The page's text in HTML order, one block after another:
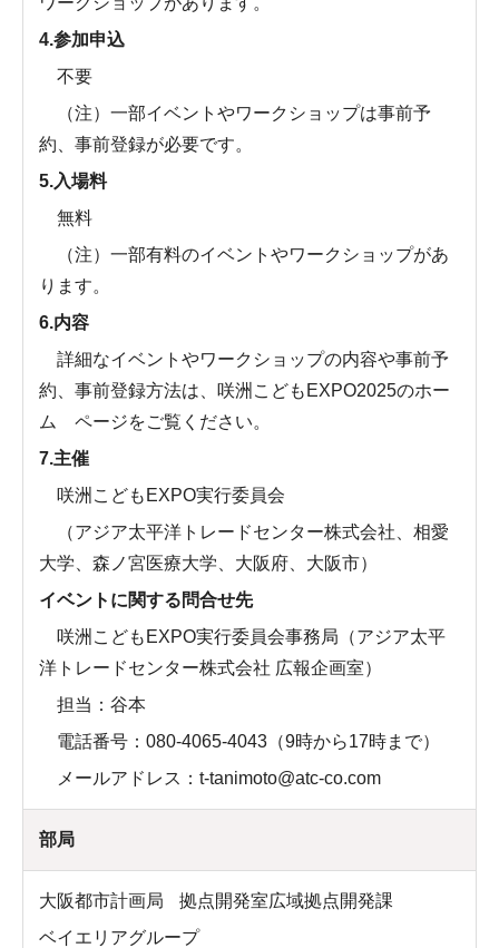
4.参加申込
不要
（注）一部イベントやワークショップは事前予
約、事前登録が必要です。
5.入場料
無料
（注）一部有料のイベントやワークショップがあ
ります。
6.内容
詳細なイベントやワークショップの内容や事前予
約、事前登録方法は、咲洲こどもEXPO2025のホー
ム ページをご覧ください。
7.主催
咲洲こどもEXPO実行委員会
（アジア太平洋トレードセンター株式会社、相愛
大学、森ノ宮医療大学、大阪府、大阪市）
イベントに関する問合せ先
咲洲こどもEXPO実行委員会事務局（アジア太平
洋トレードセンター株式会社 広報企画室）
担当：谷本
電話番号：080-4065-4043（9時から17時まで）
メールアドレス：t-tanimoto@atc-co.com
部局
大阪都市計画局
拠点開発室広域拠点開発課
ベイエリアグループ